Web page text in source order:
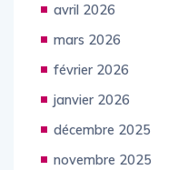
avril 2026
mars 2026
février 2026
janvier 2026
décembre 2025
novembre 2025